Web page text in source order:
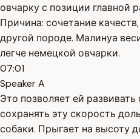
овчарку с позиции главной
Причина: сочетание
другой породе. Малинуа
легче немецкой овчарки.
07:01
Speaker A
Это позволяет ей
сохранять эту скорость
собаки. Прыгает на высоту